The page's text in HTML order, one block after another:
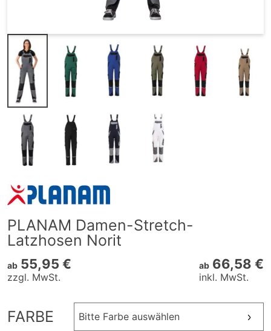
PLANAM Damen-Stretch-
Latzhosen Norit
ab 55,95 €
zzgl. MwSt.
ab 66,58 €
inkl. MwSt.
FARBE Bitte Farbe auswählen